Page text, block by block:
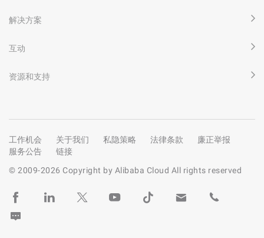
解决方案
互动
资源和支持
工作机会 关于我们 私隐策略 法律条款
廉正举报
服务公告
链接
© 2009-2026 Copyright by Alibaba Cloud All rights reserved